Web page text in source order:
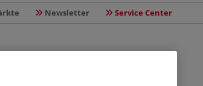
Newsletter Service Center